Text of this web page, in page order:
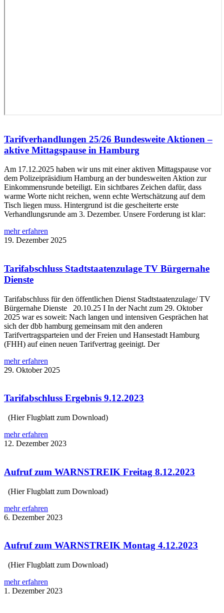
Tarifverhandlungen 25/26 Bundesweite Aktionen –
aktive Mittagspause in Hamburg
Am 17.12.2025 haben wir uns mit einer aktiven Mittagspause vor
dem Polizeipräsidium Hamburg an der bundesweiten Aktion zur
Einkommensrunde beteiligt. Ein sichtbares Zeichen dafür, dass
warme Worte nicht reichen, wenn echte Wertschätzung auf dem
Tisch liegen muss. Hintergrund ist die gescheiterte erste
Verhandlungsrunde am 3. Dezember. Unsere Forderung ist klar:
mehr erfahren
19. Dezember 2025
Tarifabschluss Stadtstaatenzulage TV Bürgernahe
Dienste
Tarifabschluss für den öffentlichen Dienst Stadtstaatenzulage/ TV
Bürgernahe Dienste 20.10.25 I In der Nacht zum 29. Oktober
2025 war es soweit: Nach langen und intensiven Gesprächen hat
sich der dbb hamburg gemeinsam mit den anderen
Tarifvertragsparteien und der Freien und Hansestadt Hamburg
(FHH) auf einen neuen Tarifvertrag geeinigt. Der
mehr erfahren
29. Oktober 2025
Tarifabschluss Ergebnis 9.12.2023
(Hier Flugblatt zum Download)
mehr erfahren
12. Dezember 2023
Aufruf zum WARNSTREIK Freitag 8.12.2023
(Hier Flugblatt zum Download)
mehr erfahren
6. Dezember 2023
Aufruf zum WARNSTREIK Montag 4.12.2023
(Hier Flugblatt zum Download)
mehr erfahren
1. Dezember 2023